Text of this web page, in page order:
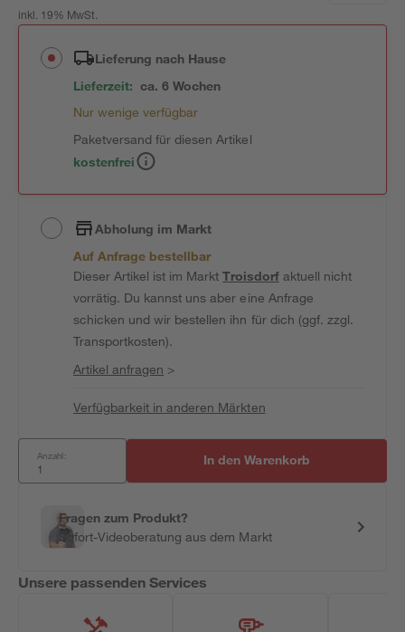
inkl. 19% MwSt.
Lieferung nach Hause
Lieferzeit: ca. 6 Wochen
Nur wenige verfügbar
Paketversand für diesen Artikel
kostenfrei
Abholung im Markt
Auf Anfrage bestellbar
Dieser Artikel ist im MarktTroisdorfaktuell nicht
vorrätig. Du kannst uns aber eine Anfrage
schicken und wir bestellen ihn für dich (ggf. zzgl.
Transportkosten).
Artikel anfragen >
Verfügbarkeit in anderen Märkten
Anzahl: In den Warenkorb
Fragen zum Produkt?
Sofort-Videoberatung aus dem Markt
Unsere passenden Services